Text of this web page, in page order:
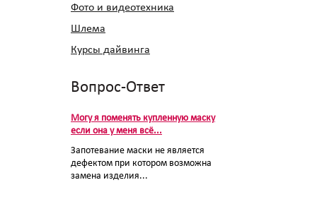
Фото и видеотехника
Шлема
Курсы дайвинга
Вопрос-Ответ
Могу я поменять купленную маску
если она у меня всё...
Запотевание маски не является
дефектом при котором возможна
замена изделия...